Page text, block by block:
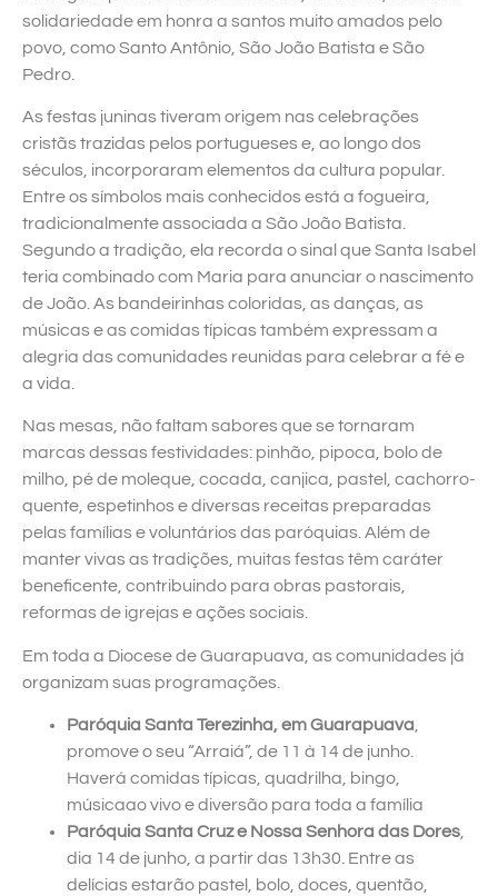
solidariedade em honra a santos muito amados pelo
povo, como Santo Antônio, São João Batista e São
Pedro.
As festas juninas tiveram origem nas celebrações
cristãs trazidas pelos portugueses e, ao longo dos
séculos, incorporaram elementos da cultura popular.
Entre os símbolos mais conhecidos está a fogueira,
tradicionalmente associada a São João Batista.
Segundo a tradição, ela recorda o sinal que Santa Isabel
teria combinado com Maria para anunciar o nascimento
de João. As bandeirinhas coloridas, as danças, as
músicas e as comidas típicas também expressam a
alegria das comunidades reunidas para celebrar a fé e
a vida.
Nas mesas, não faltam sabores que se tornaram
marcas dessas festividades: pinhão, pipoca, bolo de
milho, pé de moleque, cocada, canjica, pastel, cachorro-
quente, espetinhos e diversas receitas preparadas
pelas famílias e voluntários das paróquias. Além de
manter vivas as tradições, muitas festas têm caráter
beneficente, contribuindo para obras pastorais,
reformas de igrejas e ações sociais.
Em toda a Diocese de Guarapuava, as comunidades já
organizam suas programações.
Paróquia Santa Terezinha, em Guarapuava,
promove o seu “Arraiá”, de 11 à 14 de junho.
Haverá comidas típicas, quadrilha, bingo,
músicaao vivo e diversão para toda a família
Paróquia Santa Cruz e Nossa Senhora das Dores,
dia 14 de junho, a partir das 13h30. Entre as
delícias estarão pastel, bolo, doces, quentão,